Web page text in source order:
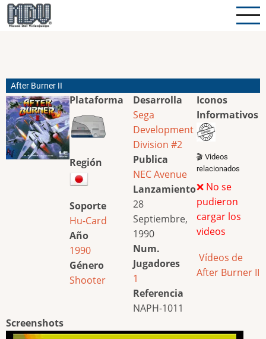
Pasar
al
After Burner II
Plataforma
Región
Soporte
Hu-Card
Año
1990
Género
Shooter
Desarrolla
Sega
Development
Division #2
Publica
NEC Avenue
Lanzamiento
28
Septiembre,
1990
Num.
Jugadores
1
Referencia
NAPH-1011
Iconos
Informativos
🎬 Videos
relacionados
❌ No se
pudieron
cargar los
videos
Vídeos de
After Burner II
Screenshots